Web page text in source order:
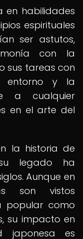
en habilidades
espirituales
ser astutos,
con la
sus tareas con
entorno y la
a cualquier
en el arte del
la historia de
legado ha
Aunque en
son vistos
popular como
su impacto en
japonesa es